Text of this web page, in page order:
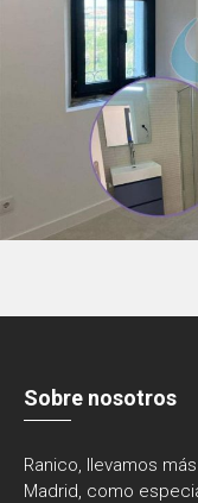
Sobre nosotros
Ranico, llevamos
Madrid, como